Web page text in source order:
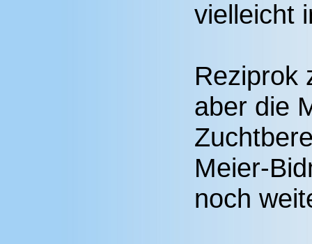
vielleicht
Reziprok
aber die
Meier-
noch